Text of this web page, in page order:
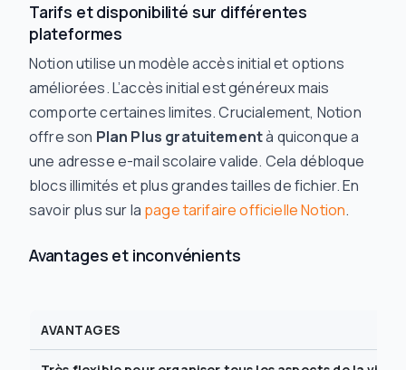
Tarifs et disponibilité sur différentes
plateformes
Notion utilise un modèle accès initial et options
améliorées. L’accès initial est généreux mais
comporte certaines limites. Crucialement, Notion
offre son Plan Plus gratuitementà quiconque a
une adresse e-mail scolaire valide. Cela débloque
blocs illimités et plus grandes tailles de fichier. En
savoir plus sur la page tarifaire officielle Notion.
Avantages et inconvénients
AVANTAGES